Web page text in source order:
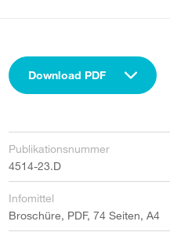
Download PDF
Publikationsnummer
4514-23.D
Infomittel
Broschüre, PDF, 74 Seiten, A4